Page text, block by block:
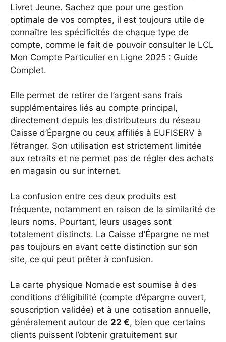
Livret Jeune. Sachez que pour une gestion
optimale de vos comptes, il est toujours utile de
connaître les spécificités de chaque type de
compte, comme le fait de pouvoir consulter le LCL
Mon Compte Particulier en Ligne 2025 : Guide
Complet.
Elle permet de retirer de l’argent sans frais
supplémentaires liés au compte principal,
directement depuis les distributeurs du réseau
Caisse d’Épargne ou ceux affiliés à EUFISERV à
l’étranger. Son utilisation est strictement limitée
aux retraits et ne permet pas de régler des achats
en magasin ou sur internet.
La confusion entre ces deux produits est
fréquente, notamment en raison de la similarité de
leurs noms. Pourtant, leurs usages sont
totalement distincts. La Caisse d’Épargne ne met
pas toujours en avant cette distinction sur son
site, ce qui peut prêter à confusion.
La carte physique Nomade est soumise à des
conditions d’éligibilité (compte d’épargne ouvert,
souscription validée) et à une cotisation annuelle,
généralement autour de 22 €, bien que certains
clients puissent l’obtenir gratuitement sur